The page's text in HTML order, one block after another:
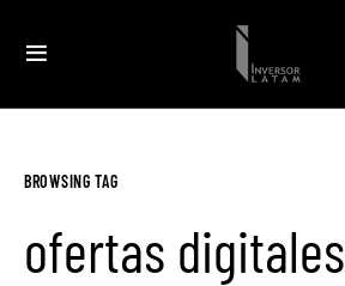
BROWSING TAG
ofertas digitales